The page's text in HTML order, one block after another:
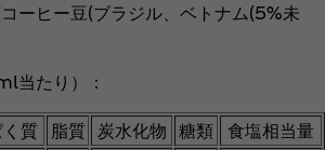
ーヒー豆(ブラジル、ベトナム(5%未
当たり）：
質 脂質 炭水化物 糖類
食塩相当量